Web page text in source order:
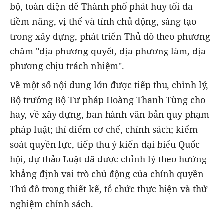
bộ, toàn diện để Thành phố phát huy tối đa
tiềm năng, vị thế và tính chủ động, sáng tạo
trong xây dựng, phát triển Thủ đô theo phương
châm "địa phương quyết, địa phương làm, địa
phương chịu trách nhiệm".
Về một số nội dung lớn được tiếp thu, chỉnh lý,
Bộ trưởng Bộ Tư pháp Hoàng Thanh Tùng cho
hay, về xây dựng, ban hành văn bản quy phạm
pháp luật; thí điểm cơ chế, chính sách; kiểm
soát quyền lực, tiếp thu ý kiến đại biểu Quốc
hội, dự thảo Luật đã được chỉnh lý theo hướng
khẳng định vai trò chủ động của chính quyền
Thủ đô trong thiết kế, tổ chức thực hiện và thử
nghiệm chính sách.